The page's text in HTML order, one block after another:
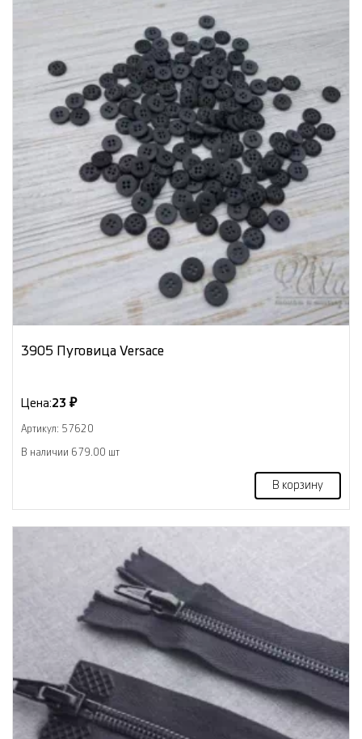
3905 Пуговица Versace
Цена:23 ₽
Артикул: 57620
В наличии 679.00 шт
В корзину